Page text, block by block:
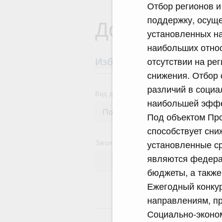
Отбор регионов
поддержку,
установленных
наибольших
отсутствии на
снижения. Отбор
различий в
наибольшей
Под объектом
способствует
установленные
являются
бюджеты, а
Ежегодный
направлениям,
Социально-
Документы
Избранные документы
Вид документа
Заголовок или текст документа